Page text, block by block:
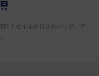
印！セイルクロスのバッグ、ア